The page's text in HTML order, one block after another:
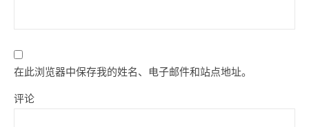
在此浏览器中保存我的姓名、电子邮件和站点地址。
评论